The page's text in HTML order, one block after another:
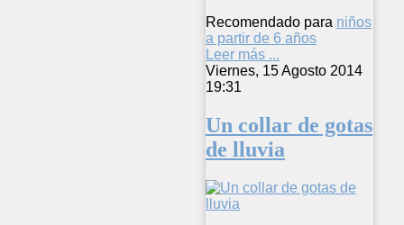
Recomendado para niños
a partir de 6 años
Leer más ...
Viernes, 15 Agosto 2014
19:31
Un collar de gotas
de lluvia